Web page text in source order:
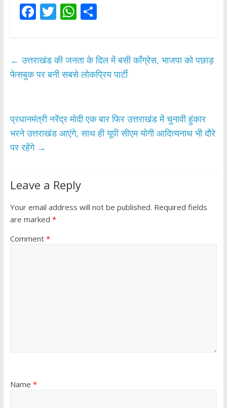
F
b
o
k
T
er
W
s
A
p
S
e
← उत्तराखंड की जनता के दिल में बसी काँग्रेस, भाजपा को पछाड़
फेसबुक पर बनी सबसे लोकप्रिय पार्टी
प्रधानमंत्री नरेंद्र मोदी एक बार फिर उत्तराखंड में चुनावी हुंकार
भरने उत्तराखंड आएंगे, साथ ही यूपी सीएम योगी आदित्यनाथ भी दौरे
पर रहेंगे →
Leave a Reply
Your email address will not be published. Required fields
are marked *
Comment *
Name *